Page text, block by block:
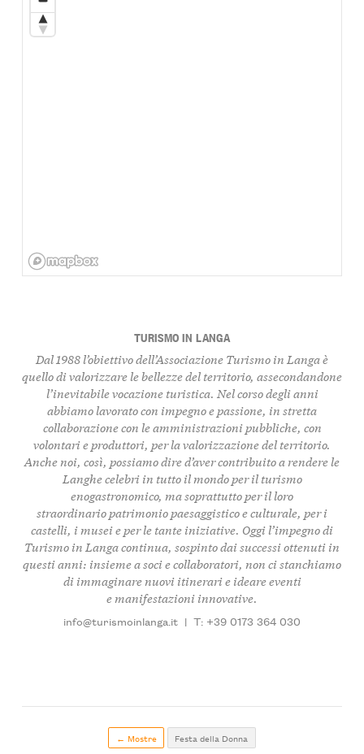
TURISMO IN LANGA
Dal 1988 l’obiettivo dell’Associazione Turismo in Langa è
quello divalorizzare le bellezze del territorio, assecondandone
l’inevitabile vocazione turistica. Nel corso degli anni
abbiamo lavorato con impegno e passione, in stretta
collaborazione con le amministrazioni pubbliche, con
volontari e produttori, per la valorizzazione del territorio.
Anche noi, così, possiamo dire d’aver contribuito a rendere le
Langhe celebri in tutto il mondo per il turismo
enogastronomico, ma soprattutto per il loro
straordinariopatrimonio paesaggistico e culturale, per i
castelli, i museie per le tante iniziative. Oggi l’impegno di
Turismo in Langa continua, sospinto dai successi ottenuti in
questi anni: insieme a soci e collaboratori, non ci stanchiamo
di immaginare nuovi itinerari e ideare eventi
e manifestazioni innovative.
info@turismoinlanga.it | T: +39 0173 364 030
← Mostre Festa della Donna